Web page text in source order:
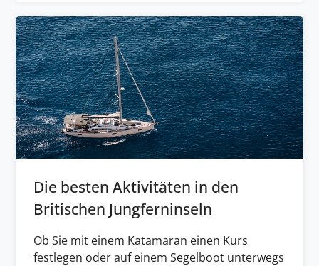
Die besten Aktivitäten in den
Britischen Jungferninseln
Ob Sie mit einem Katamaran einen Kurs
festlegen oder auf einem Segelboot unterwegs